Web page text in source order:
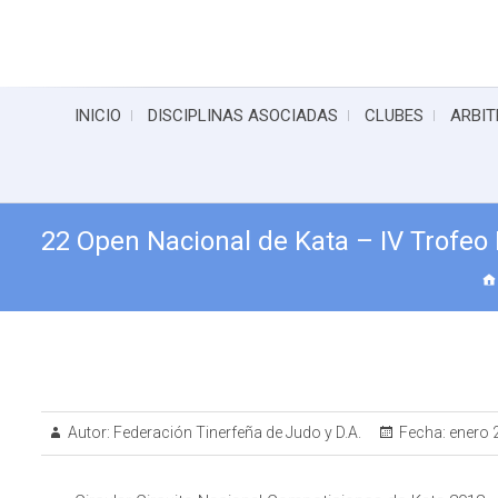
INICIO DISCIPLINAS ASOCIADAS CLUBES
22 Open Nacional de Kata – IV
Autor: Federación Tinerfeña de Judo y D.A. Fecha: enero